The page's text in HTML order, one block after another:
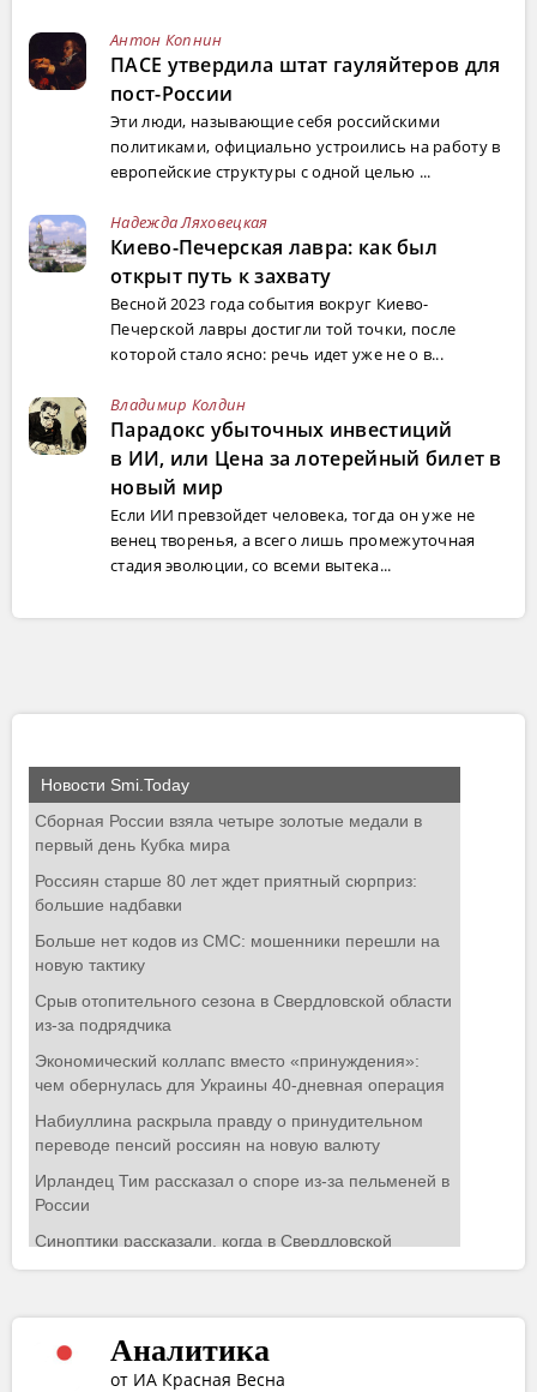
Антон Копнин
ПАСЕ утвердила штат гауляйтеров для
пост-России
Эти люди, называющие себя российскими
политиками, официально устроились на работу в
европейские структуры с одной целью ...
Надежда Ляховецкая
Киево-Печерская лавра: как был
открыт путь к захвату
Весной 2023 года события вокруг Киево-
Печерской лавры достигли той точки, после
которой стало ясно: речь идет уже не о в...
Владимир Колдин
Парадокс убыточных инвестиций
в ИИ, или Цена за лотерейный билет в
новый мир
Если ИИ превзойдет человека, тогда он уже не
венец творенья, а всего лишь промежуточная
стадия эволюции, со всеми вытека...
Аналитика
от ИА Красная Весна